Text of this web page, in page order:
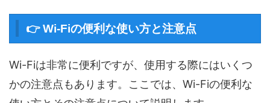
👉 Wi-Fiの便利な使い方と注意点
Wi-Fiは非常に便利ですが、使用する際にはいくつ
かの注意点もあります。ここでは、Wi-Fiの便利な